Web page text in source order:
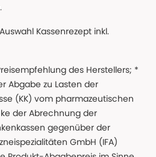
Kassenrezept inkl.
des Herstellers; *
Abgabe zu Lasten der
(KK) vom pharmazeutischen
der Abrechnung der
gegenüber der
GmbH (IFA)